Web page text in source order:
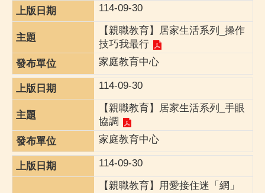
114-09-30
【親職教育】居家生活系列_操作
技巧我最行
家庭教育中心
114-09-30
【親職教育】居家生活系列_手眼
協調
家庭教育中心
114-09-30
【親職教育】用愛接住迷「網」